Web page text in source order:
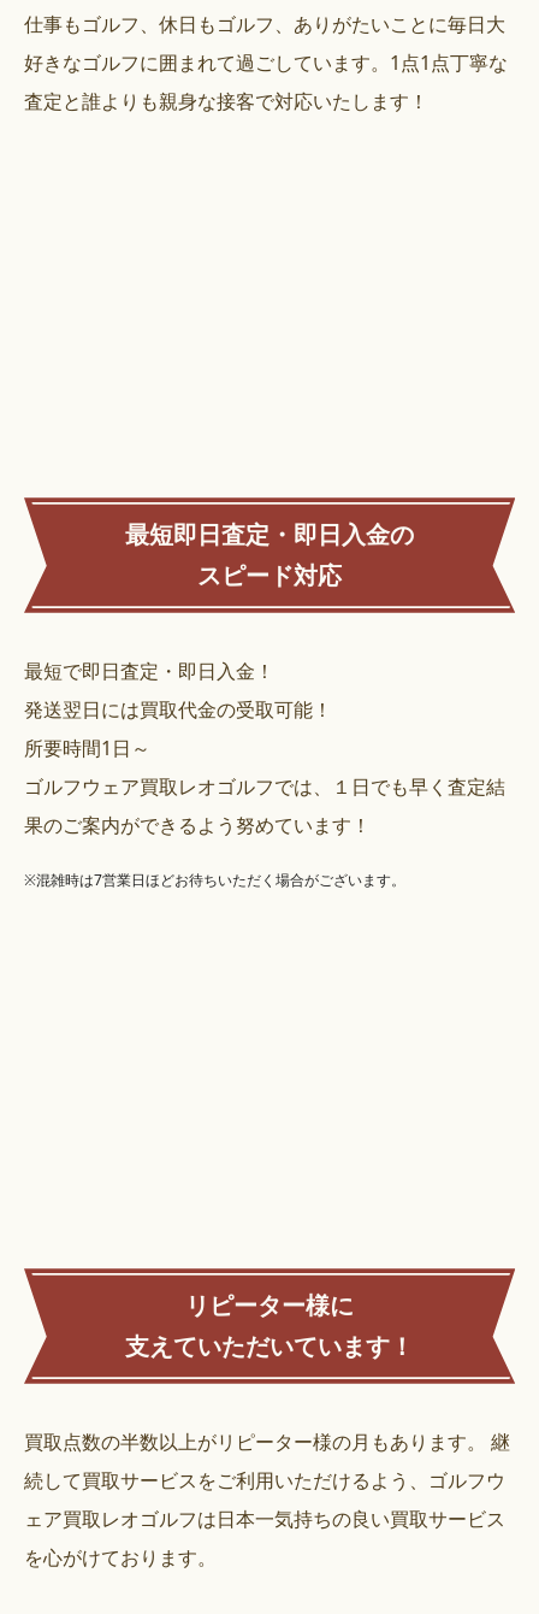
仕事もゴルフ、休日もゴルフ、ありがたいことに毎日大
好きなゴルフに囲まれて過ごしています。1点1点丁寧な
査定と誰よりも親身な接客で対応いたします！
最短即日査定・即日入金の
スピード対応
最短で即日査定・即日入金！
発送翌日には買取代金の受取可能！
所要時間1日～
ゴルフウェア買取レオゴルフでは、１日でも早く査定結
果のご案内ができるよう努めています！
※混雑時は7営業日ほどお待ちいただく場合がございます。
リピーター様に
支えていただいています！
買取点数の半数以上がリピーター様の月もあります。
継
続して買取サービスをご利用いただけるよう、ゴルフウ
ェア買取レオゴルフは日本一気持ちの良い買取サービス
を心がけております。